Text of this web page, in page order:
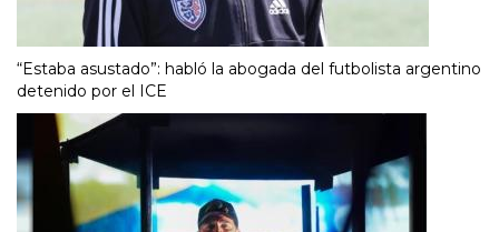
“Estaba asustado”: habló la abogada del futbolista argentino
detenido por el ICE